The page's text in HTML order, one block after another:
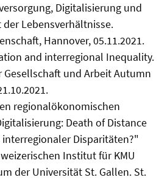
Digitalisierung und
Lebensverhältnisse.
Hannover, 05.11.2021.
and interregional Inequality.
und Arbeit Autumn
regionalökonomischen
Death of Distance
Disparitäten?"
Institut für KMU
der Universität St. Gallen. St.